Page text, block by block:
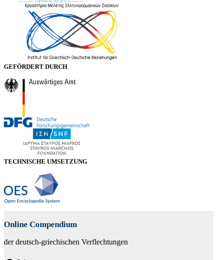
GEFÖRDERT DURCH
TECHNISCHE UMSETZUNG
Online Compendium
der deutsch-griechischen Verflechtungen